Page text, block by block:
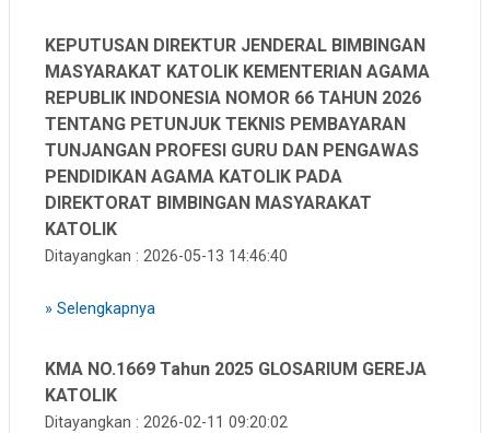
KEPUTUSAN DIREKTUR JENDERAL BIMBINGAN
MASYARAKAT KATOLIK KEMENTERIAN AGAMA
REPUBLIK INDONESIA NOMOR 66 TAHUN 2026
TENTANG PETUNJUK TEKNIS PEMBAYARAN
TUNJANGAN PROFESI GURU DAN PENGAWAS
PENDIDIKAN AGAMA KATOLIK PADA
DIREKTORAT BIMBINGAN MASYARAKAT
KATOLIK
Ditayangkan : 2026-05-13 14:46:40
» Selengkapnya
KMA NO.1669 Tahun 2025 GLOSARIUM GEREJA
KATOLIK
Ditayangkan : 2026-02-11 09:20:02